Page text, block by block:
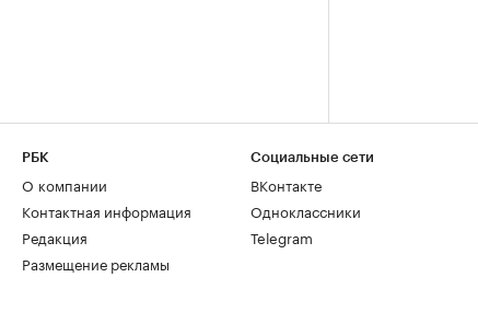
РБК
О компании
Контактная информация
Редакция
Размещение рекламы
Социальные сети
ВКонтакте
Одноклассники
Telegram